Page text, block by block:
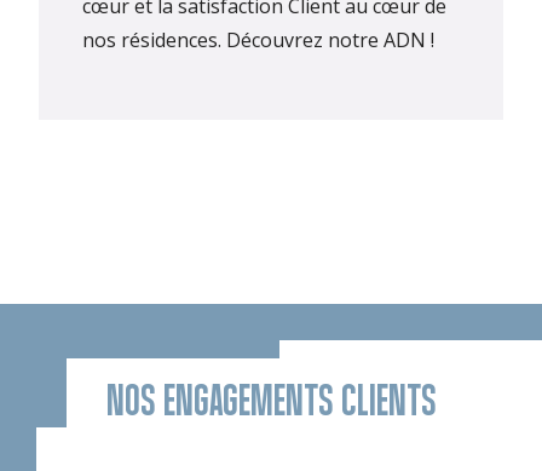
cœur et la satisfaction Client au cœur de
nos résidences. Découvrez notre ADN !
NOS ENGAGEMENTS CLIENTS